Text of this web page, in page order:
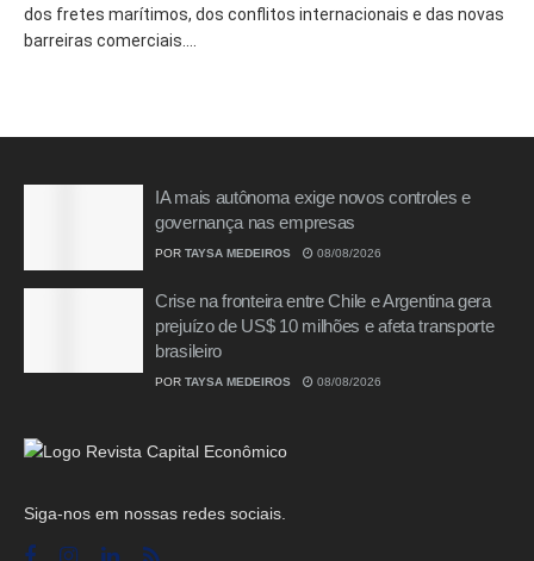
dos fretes marítimos, dos conflitos internacionais e das novas
barreiras comerciais....
IA mais autônoma exige novos controles e
governança nas empresas
POR TAYSA MEDEIROS 08/08/2026
Crise na fronteira entre Chile e Argentina gera
prejuízo de US$ 10 milhões e afeta transporte
brasileiro
POR TAYSA MEDEIROS 08/08/2026
Siga-nos em nossas redes sociais.